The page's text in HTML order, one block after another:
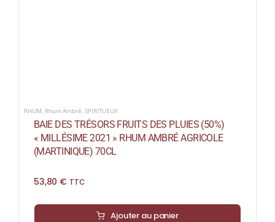
RHUM Rhum Ambré ,SPIRITUEUX
BAIE DES TRÉSORS FRUITS DES PLUIES (50%)
« MILLÉSIME 2021 » RHUM AMBRÉ AGRICOLE
(MARTINIQUE) 70CL
53,80 € TTC
Ajouter au panier